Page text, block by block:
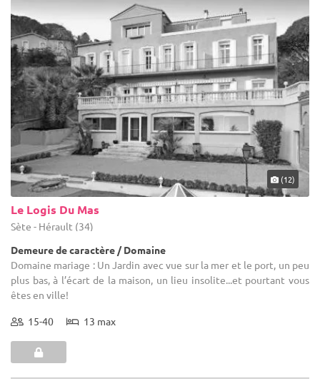
(12)
Le Logis Du Mas
Sète - Hérault (34)
Demeure de caractère / Domaine
Domaine mariage : Un Jardin avec vue sur la mer et le port, un peu
plus bas, à l’écart de la maison, un lieu insolite...et pourtant vous
êtes en ville!
15-40 13 max